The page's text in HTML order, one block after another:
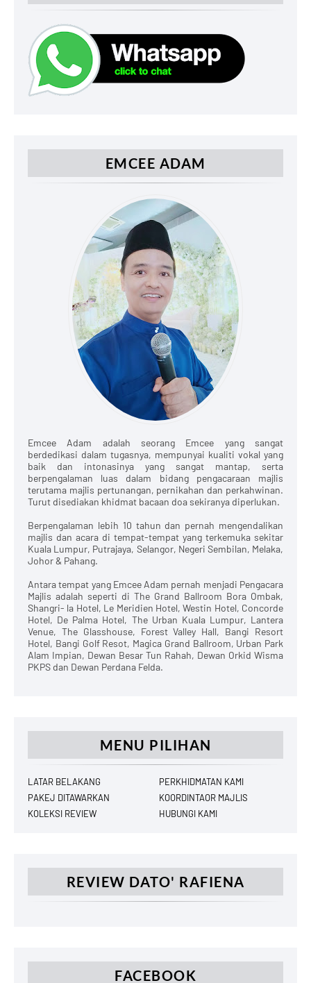
EMCEE ADAM
Emcee Adam adalah seorang Emcee yang sangat
berdedikasi dalam tugasnya, mempunyai kualiti vokal yang
baik dan intonasinya yang sangat mantap, serta
berpengalaman luas dalam bidang pengacaraan majlis
terutama majlis pertunangan, pernikahan dan perkahwinan.
Turut disediakan khidmat bacaan doa sekiranya diperlukan.
Berpengalaman lebih 10 tahun dan pernah mengendalikan
majlis dan acara di tempat-tempat yang terkemuka sekitar
Kuala Lumpur, Putrajaya, Selangor, Negeri Sembilan, Melaka,
Johor & Pahang.
Antara tempat yang Emcee Adam pernah menjadi Pengacara
Majlis adalah seperti di The Grand Ballroom Bora Ombak,
Shangri- la Hotel, Le Meridien Hotel, Westin Hotel, Concorde
Hotel, De Palma Hotel, The Urban Kuala Lumpur, Lantera
Venue, The Glasshouse, Forest Valley Hall, Bangi Resort
Hotel, Bangi Golf Resot, Magica Grand Ballroom, Urban Park
Alam Impian, Dewan Besar Tun Rahah, Dewan Orkid Wisma
PKPS dan Dewan Perdana Felda.
MENU PILIHAN
LATAR BELAKANG
PERKHIDMATAN KAMI
PAKEJ DITAWARKAN
KOORDINTAOR MAJLIS
KOLEKSI REVIEW
HUBUNGI KAMI
REVIEW DATO' RAFIENA
FACEBOOK